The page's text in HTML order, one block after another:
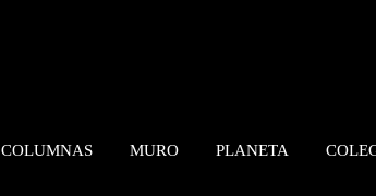
COLUMNAS MURO PLANETA